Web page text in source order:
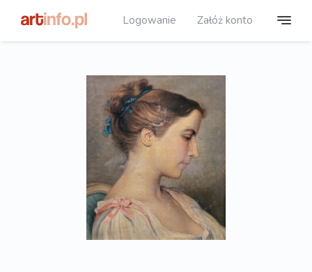
Logowanie Załóż konto